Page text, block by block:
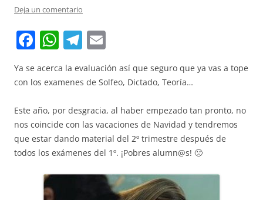
Deja un comentario
F
c
b
o
o
k
W
h
at
A
p
p
T
el
e
a
m
m
ai
Ya se acerca la evaluación así que seguro que ya vas a tope
con los examenes de Solfeo, Dictado, Teoría…
Este año, por desgracia, al haber empezado tan pronto, no
nos coincide con las vacaciones de Navidad y tendremos
que estar dando material del 2º trimestre después de
todos los exámenes del 1º. ¡Pobres alumn@s! 🙁